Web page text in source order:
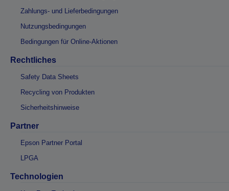
Zahlungs- und Lieferbedingungen
Nutzungsbedingungen
Bedingungen für Online-Aktionen
Rechtliches
Safety Data Sheets
Recycling von Produkten
Sicherheitshinweise
Partner
Epson Partner Portal
LPGA
Technologien